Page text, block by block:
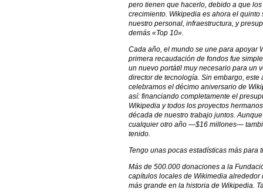
pero tienen que hacerlo, debido a que
crecimiento. Wikipedia es ahora el
nuestro personal, infraestructura, y
demás «Top 10».
Cada año, el mundo se une para apoyar
primera recaudación de fondos fue
un nuevo portátil muy necesario para un
director de tecnología. Sin embargo,
celebramos el décimo aniversario de
así: financiando completamente el
Wikipedia y todos los proyectos
década de nuestro trabajo juntos.
cualquier otro año —$16 millones—
tenido.
Tengo unas pocas estadísticas más para
Más de 500.000 donaciones a la
capítulos locales de Wikimedia
más grande en la historia de Wikipedia.